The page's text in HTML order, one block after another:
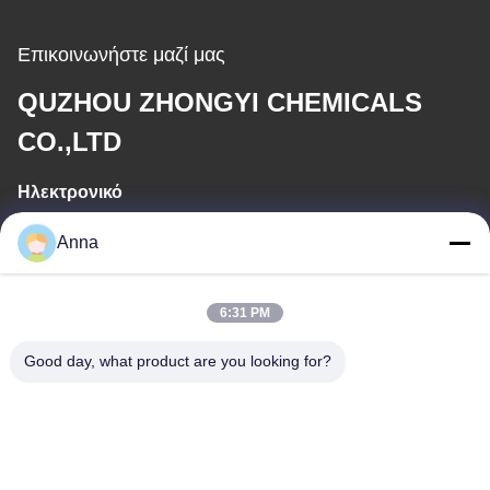
Επικοινωνήστε μαζί μας
QUZHOU ZHONGYI CHEMICALS
CO.,LTD
Ηλεκτρονικό
wfmbeide@163.com
Η διεύθυνσή μας
Anna
6:31 PM
Good day, what product are you looking for?